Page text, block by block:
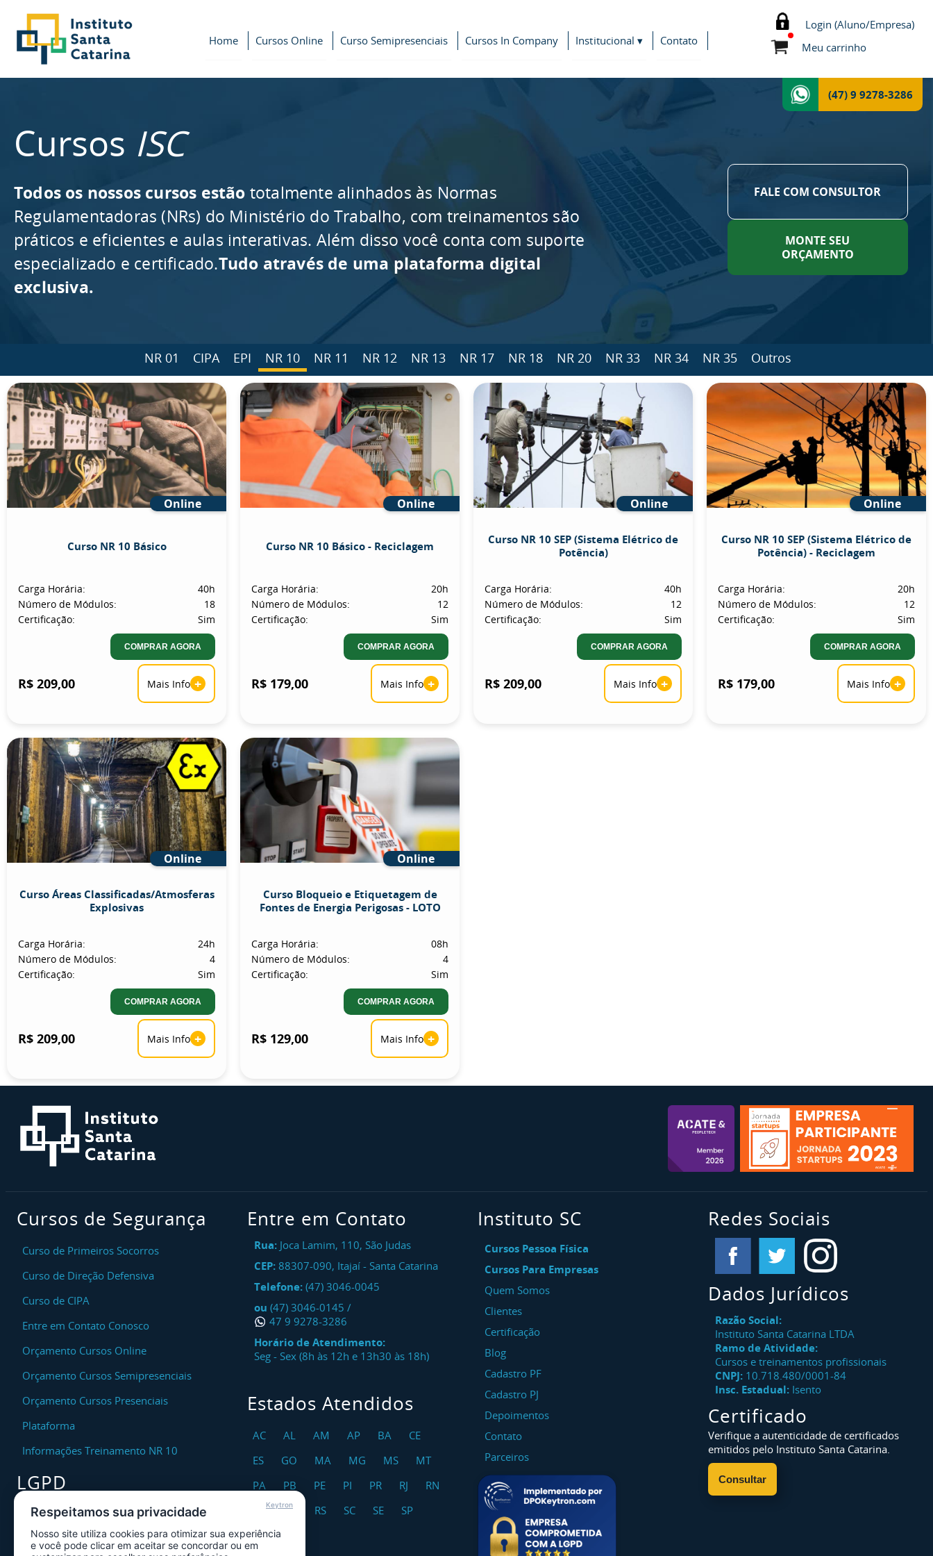
Home Cursos Online Curso Semipresenciais Cursos In Company Institucional ▾ Contato
Login (Aluno/Empresa)
Meu carrinho
(47) 9 9278-3286
Cursos ISC
Todos os nossos cursos estão totalmente alinhados às Normas
Regulamentadoras (NRs) do Ministério do Trabalho, com treinamentos são
práticos e eficientes e aulas interativas. Além disso você conta com suporte
especializado e certificado.Tudo através de uma plataforma digital
exclusiva.
FALE COM CONSULTOR
MONTE SEU
ORÇAMENTO
NR 01 CIPA EPI NR 10 NR 11 NR 12 NR 13 NR 17 NR 18 NR 20 NR 33 NR 34 NR 35 Outros
Online
Curso NR 10 Básico
Carga Horária:
40h
Número de Módulos:
18
Certificação:
Sim
COMPRAR AGORA
R$ 209,00 Mais Info +
Online
Curso NR 10 Básico - Reciclagem
Carga Horária:
20h
Número de Módulos:
12
Certificação:
Sim
COMPRAR AGORA
R$ 179,00 Mais Info +
Online
Curso NR 10 SEP (Sistema Elétrico de
Potência)
Carga Horária:
40h
Número de Módulos:
12
Certificação:
Sim
COMPRAR AGORA
R$ 209,00 Mais Info +
Online
Curso NR 10 SEP (Sistema Elétrico de
Potência) - Reciclagem
Carga Horária:
20h
Número de Módulos:
12
Certificação:
Sim
COMPRAR AGORA
R$ 179,00 Mais Info +
Online
Curso Áreas Classificadas/Atmosferas
Explosivas
Carga Horária:
24h
Número de Módulos:
4
Certificação:
Sim
COMPRAR AGORA
R$ 209,00 Mais Info +
Online
Curso Bloqueio e Etiquetagem de
Fontes de Energia Perigosas - LOTO
Carga Horária:
08h
Número de Módulos:
4
Certificação:
Sim
COMPRAR AGORA
R$ 129,00 Mais Info +
Cursos de Segurança
Curso de Primeiros Socorros
Curso de Direção Defensiva
Curso de CIPA
Entre em Contato Conosco
Orçamento Cursos Online
Orçamento Cursos Semipresenciais
Orçamento Cursos Presenciais
Plataforma
Informações Treinamento NR 10
LGPD
Encarregado DPO
Canal de Atendimento ao Titular dos
Dados
Entre em Contato
Rua: Joca Lamim, 110, São Judas
CEP: 88307-090, Itajaí - Santa Catarina
Telefone: (47) 3046-0045
ou (47) 3046-0145 /
47 9 9278-3286
Horário de Atendimento:
Seg - Sex (8h às 12h e 13h30 às 18h)
Estados Atendidos
AC AL AM AP BA
CE
ES
GO MA MG MS
MT
PA
PB PE PI PR RJ
RN
RO
RR RS SC SE
SP
TO
Instituto SC
Cursos Pessoa Física
Cursos Para Empresas
Quem Somos
Clientes
Certificação
Blog
Cadastro PF
Cadastro PJ
Depoimentos
Contato
Parceiros
Redes Sociais
Dados Jurídicos
Razão Social:
Instituto Santa Catarina LTDA
Ramo de Atividade:
Cursos e treinamentos profissionais
CNPJ: 10.718.480/0001-84
Insc. Estadual: Isento
Certificado
Verifique a autenticidade de certificados
emitidos pelo Instituto Santa Catarina.
Consultar
Keytron
Respeitamos sua privacidade
Nosso site utiliza cookies para otimizar sua experiência
e você pode clicar em aceitar se concordar ou em